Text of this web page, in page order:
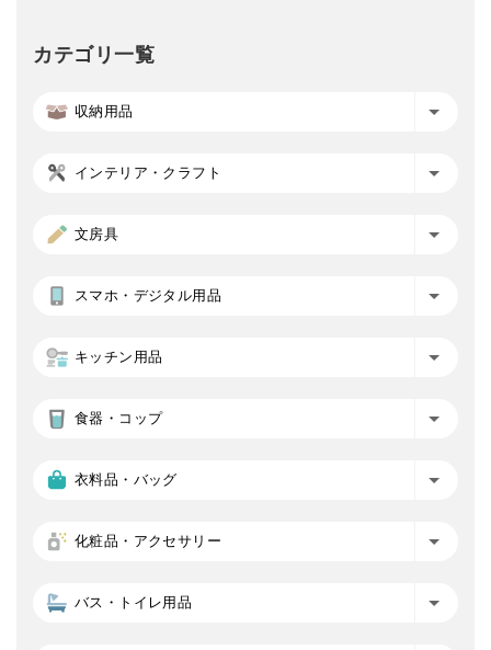
カテゴリ一覧
収納用品
インテリア・クラフト
文房具
スマホ・デジタル用品
キッチン用品
食器・コップ
衣料品・バッグ
化粧品・アクセサリー
バス・トイレ用品